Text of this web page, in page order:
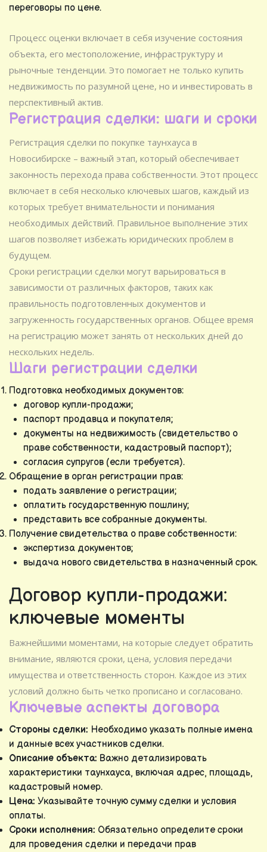
переговоры по цене.
Процесс оценки включает в себя изучение состояния
объекта, его местоположение, инфраструктуру и
рыночные тенденции. Это помогает не только купить
недвижимость по разумной цене, но и инвестировать в
перспективный актив.
Регистрация сделки: шаги и сроки
Регистрация сделки по покупке таунхауса в
Новосибирске – важный этап, который обеспечивает
законность перехода права собственности. Этот процесс
включает в себя несколько ключевых шагов, каждый из
которых требует внимательности и понимания
необходимых действий. Правильное выполнение этих
шагов позволяет избежать юридических проблем в
будущем.
Сроки регистрации сделки могут варьироваться в
зависимости от различных факторов, таких как
правильность подготовленных документов и
загруженность государственных органов. Общее время
на регистрацию может занять от нескольких дней до
нескольких недель.
Шаги регистрации сделки
Подготовка необходимых документов:
договор купли-продажи;
паспорт продавца и покупателя;
документы на недвижимость (свидетельство о
праве собственности, кадастровый паспорт);
согласия супругов (если требуется).
Обращение в орган регистрации прав:
подать заявление о регистрации;
оплатить государственную пошлину;
представить все собранные документы.
Получение свидетельства о праве собственности:
экспертиза документов;
выдача нового свидетельства в назначенный срок.
Договор купли-продажи:
ключевые моменты
Важнейшими моментами, на которые следует обратить
внимание, являются сроки, цена, условия передачи
имущества и ответственность сторон. Каждое из этих
условий должно быть четко прописано и согласовано.
Ключевые аспекты договора
Стороны сделки: Необходимо указать полные имена
и данные всех участников сделки.
Описание объекта: Важно детализировать
характеристики таунхауса, включая адрес, площадь,
кадастровый номер.
Цена: Указывайте точную сумму сделки и условия
оплаты.
Сроки исполнения: Обязательно определите сроки
для проведения сделки и передачи прав